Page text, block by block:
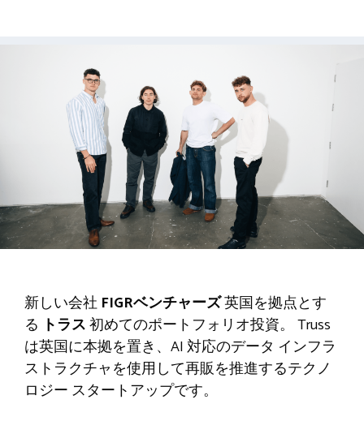
新しい会社 FIGRベンチャーズ英国を拠点とす
る トラス初めてのポートフォリオ投資。 Truss
は英国に本拠を置き、AI 対応のデータ インフラ
ストラクチャを使用して再販を推進するテクノ
ロジー スタートアップです。